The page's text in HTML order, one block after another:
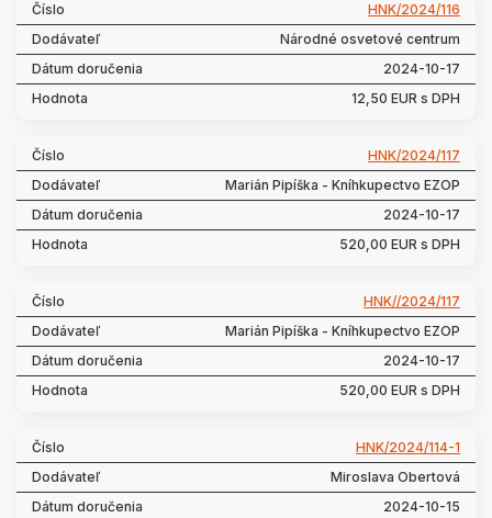
HNK/2024/116
Národné osvetové centrum
2024-10-17
12,50 EUR s DPH
HNK/2024/117
Marián Pipíška - Kníhkupectvo EZOP
2024-10-17
520,00 EUR s DPH
HNK//2024/117
Marián Pipíška - Kníhkupectvo EZOP
2024-10-17
520,00 EUR s DPH
HNK/2024/114-1
Miroslava Obertová
2024-10-15